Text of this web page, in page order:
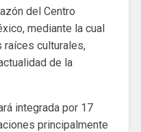
del Centro
mediante la cual
culturales,
de la
integrada por 17
principalmente